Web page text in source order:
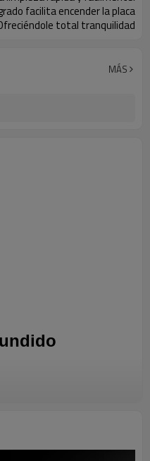
facilita encender la placa
total tranquilidad
MÁS